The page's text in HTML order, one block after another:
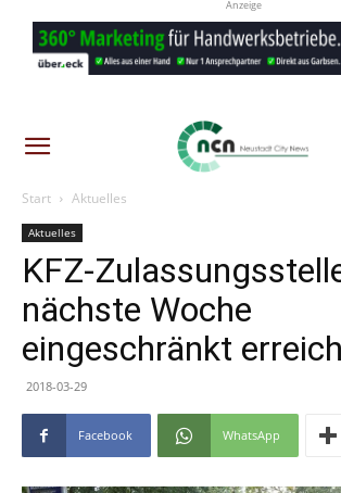
Anzeige
Start Aktuelles
Aktuelles
KFZ-
nächste Woche
eingeschränkt
2018-03-29
Facebook WhatsApp